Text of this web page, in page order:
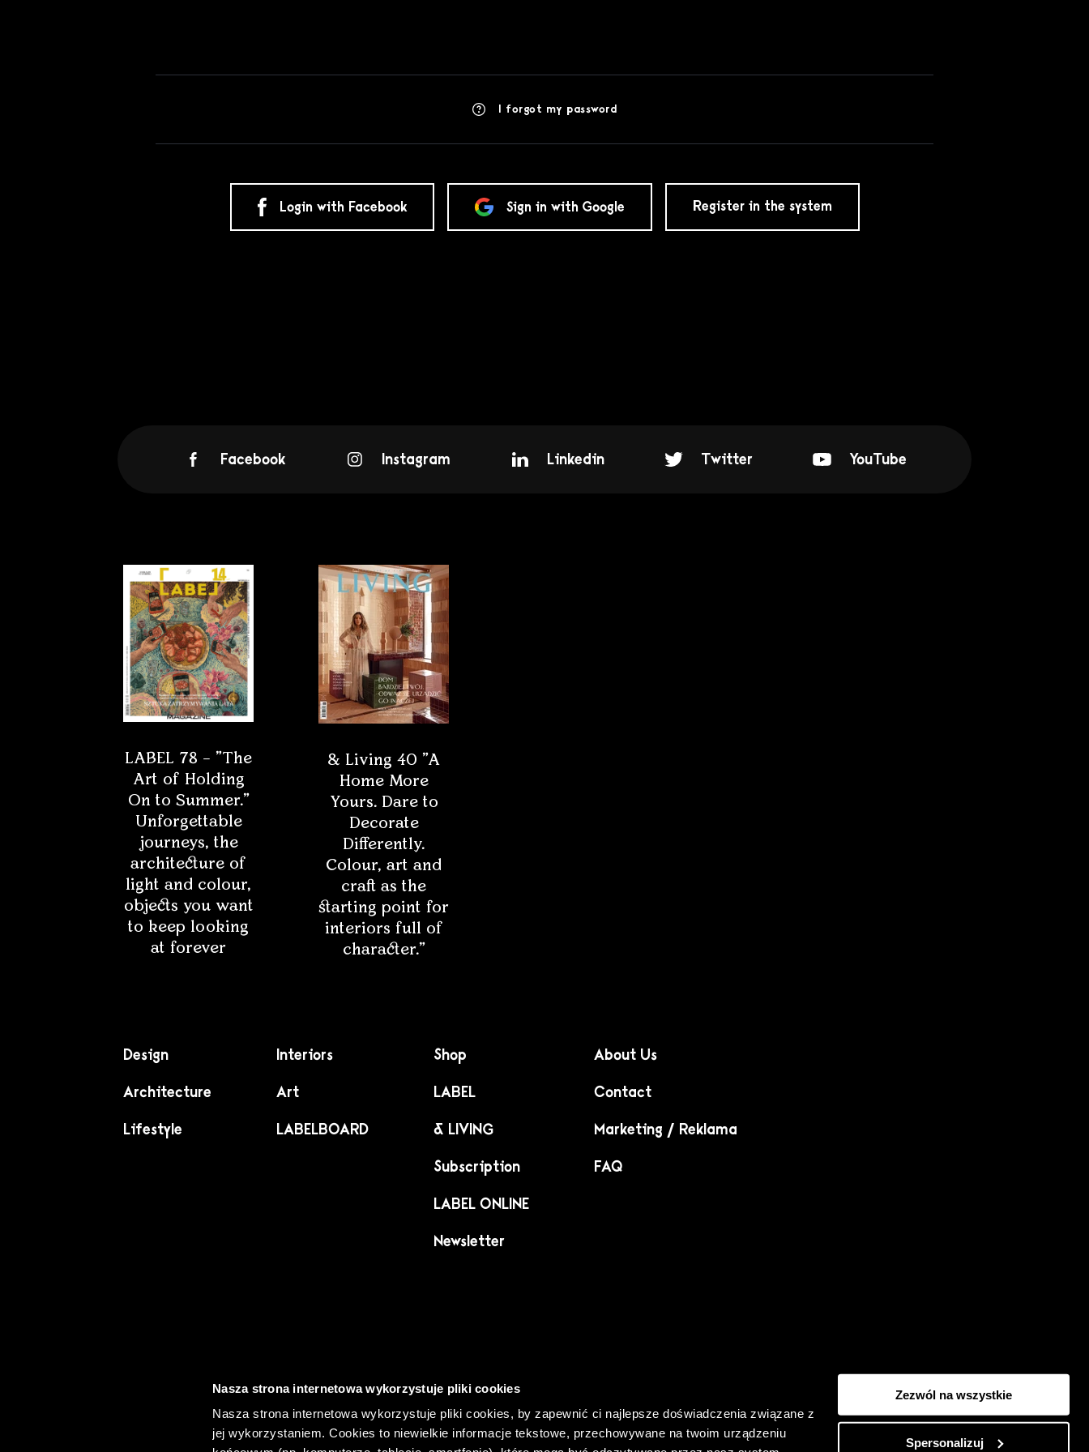
Nasza strona internetowa wykorzystuje pliki cookies
Nasza strona internetowa wykorzystuje pliki cookies, by zapewnić ci najlepsze doświadczenia związane z
jej wykorzystaniem. Cookies to niewielkie informacje tekstowe, przechowywane na twoim urządzeniu
Zezwól na wszystkie
Spersonalizuj
I forgot my password
Login with Facebook Sign in with Google Register in the system
Facebook Instagram Linkedin Twitter YouTube
LABEL 78 – "The
Art of Holding
On to Summer."
Unforgettable
journeys, the
architecture of
light and colour,
objects you want
to keep looking
at forever
& Living 40 "A
Home More
Yours. Dare to
Decorate
Differently.
Colour, art and
craft as the
starting point for
interiors full of
character."
Design Interiors
Architecture Art
Lifestyle LABELBOARD
Shop
LABEL
& LIVING
Subscription
LABEL ONLINE
Newsletter
About Us
Contact
Marketing / Reklama
FAQ
Regulations Privacy Policy